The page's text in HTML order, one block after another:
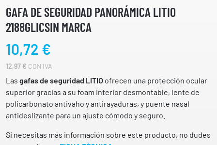
GAFA DE SEGURIDAD PANORÁMICA LITIO
2188GLICSIN MARCA
10,72 €
12,97 € CON IVA
Las gafas de seguridad LITIO ofrecen una protección ocular
superior gracias a su foam interior desmontable, lente de
policarbonato antivaho y antirayaduras, y puente nasal
antideslizante para un ajuste cómodo y seguro.
Si necesitas más información sobre este producto, no dudes